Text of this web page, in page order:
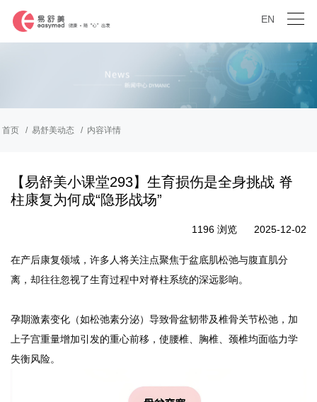
EN
首页 易舒美动态 内容详情
【易舒美小课堂293】生育损伤是全身挑战 脊
柱康复为何成“隐形战场”
1196 浏览 2025-12-02
在产后康复领域，许多人将关注点聚焦于盆底肌松弛与腹直肌分
离，却往往忽视了生育过程中对脊柱系统的深远影响。
孕期激素变化（如松弛素分泌）导致骨盆韧带及椎骨关节松弛，加
上子宫重量增加引发的重心前移，使腰椎、胸椎、颈椎均面临力学
失衡风险。